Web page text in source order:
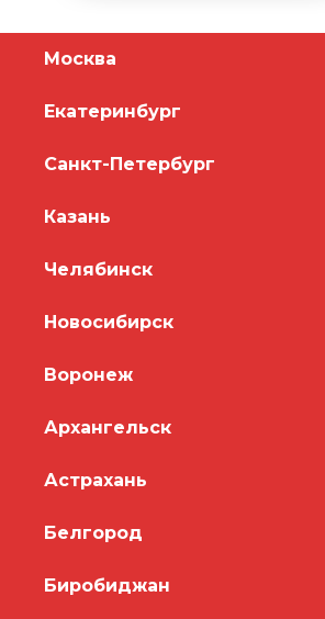
Москва
Екатеринбург
Санкт-Петербург
Казань
Челябинск
Новосибирск
Воронеж
Архангельск
Астрахань
Белгород
Биробиджан